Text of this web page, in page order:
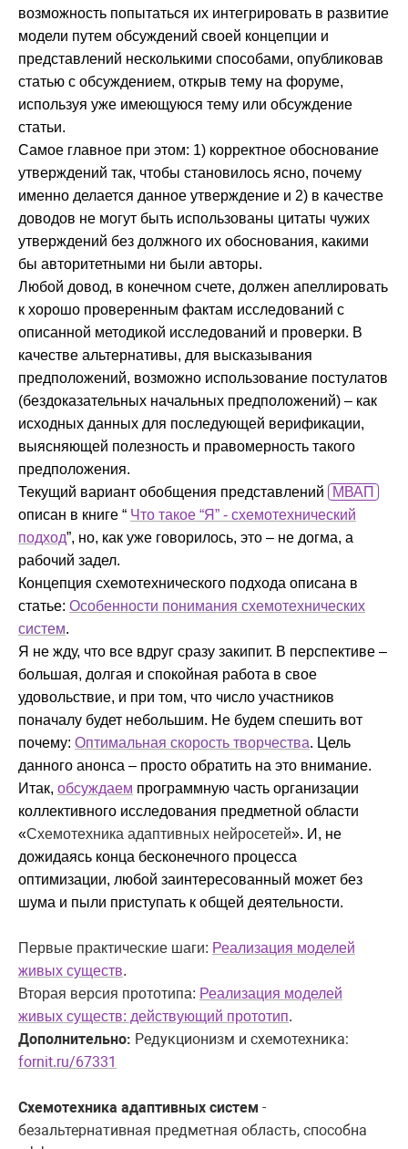
возможность попытаться их интегрировать в развитие
модели путем обсуждений своей концепции и
представлений несколькими способами, опубликовав
статью с обсуждением, открыв тему на форуме,
используя уже имеющуюся тему или обсуждение
статьи.
Самое главное при этом: 1) корректное обоснование
утверждений так, чтобы становилось ясно, почему
именно делается данное утверждение и 2) в качестве
доводов не могут быть использованы цитаты чужих
утверждений без должного их обоснования, какими
бы авторитетными ни были авторы.
Любой довод, в конечном счете, должен апеллировать
к хорошо проверенным фактам исследований с
описанной методикой исследований и проверки. В
качестве альтернативы, для высказывания
предположений, возможно использование постулатов
(бездоказательных начальных предположений) – как
исходных данных для последующей верификации,
выясняющей полезность и правомерность такого
предположения.
Текущий вариант обобщения представлений МВАП
описан в книге “ Что такое “Я” - схемотехнический
подход”, но, как уже говорилось, это – не догма, а
рабочий задел.
Концепция схемотехнического подхода описана в
статье: Особенности понимания схемотехнических
систем.
Я не жду, что все вдруг сразу закипит. В перспективе –
большая, долгая и спокойная работа в свое
удовольствие, и при том, что число участников
поначалу будет небольшим. Не будем спешить вот
почему: Оптимальная скорость творчества. Цель
данного анонса – просто обратить на это внимание.
Итак, обсуждаем программную часть организации
коллективного исследования предметной области
«Схемотехника адаптивных нейросетей». И, не
дожидаясь конца бесконечного процесса
оптимизации, любой заинтересованный может без
шума и пыли приступать к общей деятельности.
Первые практические шаги: Реализация моделей
живых существ.
Вторая версия прототипа: Реализация моделей
живых существ: действующий прототип.
Дополнительно: Редукционизм и схемотехника:
fornit.ru/67331
Схемотехника адаптивных систем -
безальтернативная предметная область, способна